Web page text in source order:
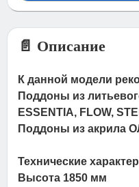
📄 Описание
К данной модели
Поддоны из
ESSENTIA, FLOW,
Поддоны из акрила
Технические
Высота 1850 мм